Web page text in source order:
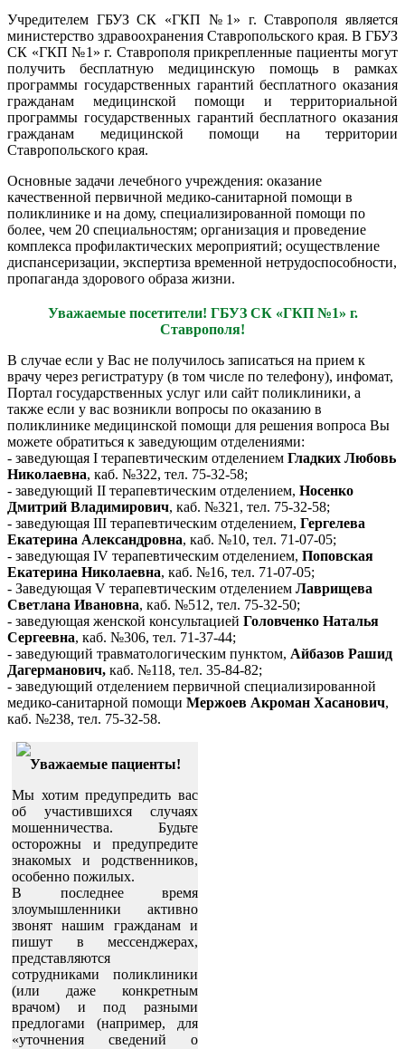
Учредителем ГБУЗ СК «ГКП №1» г. Ставрополя является
министерство здравоохранения Ставропольского края. В ГБУЗ
СК «ГКП №1» г. Ставрополя прикрепленные пациенты могут
получить бесплатную медицинскую помощь в рамках
программы государственных гарантий бесплатного оказания
гражданам медицинской помощи и территориальной
программы государственных гарантий бесплатного оказания
гражданам медицинской помощи на территории
Ставропольского края.
Основные задачи лечебного учреждения: оказание
качественной первичной медико-санитарной помощи в
поликлинике и на дому, специализированной помощи по
более, чем 20 специальностям; организация и проведение
комплекса профилактических мероприятий; осуществление
диспансеризации, экспертиза временной нетрудоспособности,
пропаганда здорового образа жизни.
Уважаемые посетители! ГБУЗ СК «ГКП №1» г.
Ставрополя!
В случае если у Вас не получилось записаться на прием к
врачу через регистратуру (в том числе по телефону), инфомат,
Портал государственных услуг или сайт поликлиники, а
также если у вас возникли вопросы по оказанию в
поликлинике медицинской помощи для решения вопроса Вы
можете обратиться к заведующим отделениями:
- заведующая I терапевтическим отделением Гладких Любовь
Николаевна, каб. №322, тел. 75-32-58;
- заведующий II терапевтическим отделением, Носенко
Дмитрий Владимирович, каб. №321, тел. 75-32-58;
- заведующая III терапевтическим отделением, Гергелева
Екатерина Александровна, каб. №10, тел. 71-07-05;
- заведующая IV терапевтическим отделением, Поповская
Екатерина Николаевна, каб. №16, тел. 71-07-05;
- Заведующая V терапевтическим отделением Лаврищева
Светлана Ивановна, каб. №512, тел. 75-32-50;
- заведующая женской консультацией Головченко Наталья
Сергеевна, каб. №306, тел. 71-37-44;
- заведующий травматологическим пунктом, Айбазов Рашид
Дагерманович, каб. №118, тел. 35-84-82;
- заведующий отделением первичной специализированной
медико-санитарной помощи Мержоев Акроман Хасанович,
каб. №238, тел. 75-32-58.
Уважаемые пациенты!
Мы хотим предупредить вас
об участившихся случаях
мошенничества. Будьте
осторожны и предупредите
знакомых и родственников,
особенно пожилых.
В последнее время
злоумышленники активно
звонят нашим гражданам и
пишут в мессенджерах,
представляются
сотрудниками поликлиники
(или даже конкретным
врачом) и под разными
предлогами (например, для
«уточнения сведений о